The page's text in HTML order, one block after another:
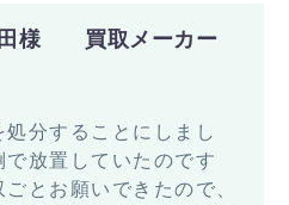
田様 買取メーカー
分することにしまし
放置していたのです
とお願いできたので、